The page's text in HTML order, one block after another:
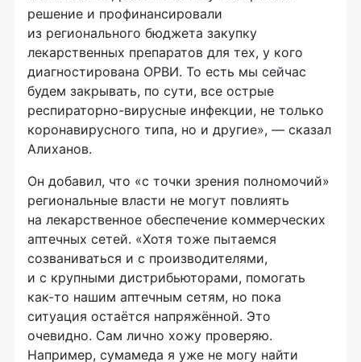
решение и профинансировали
из регионального бюджета закупку
лекарственных препаратов для тех, у кого
диагностирована ОРВИ. То есть мы сейчас
будем закрывать, по сути, все острые
респираторно-вирусные инфекции, не только
коронавирусного типа, но и другие», — сказал
Алиханов.
Он добавил, что «с точки зрения полномочий»
региональные власти не могут повлиять
на лекарственное обеспечение коммерческих
аптечных сетей. «Хотя тоже пытаемся
созваниваться и с производителями,
и с крупными дистрибьюторами, помогать
как-то нашим аптечным сетям, но пока
ситуация остаётся напряжённой. Это
очевидно. Сам лично хожу проверяю.
Например, сумамеда я уже не могу найти